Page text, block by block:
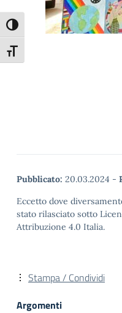
Attiva/disattiva alto contrasto
Attiva/disattiva dimensione
Pubblicato: 20.03.2024 -
Eccetto dove
stato rilasciato sotto
Attribuzione 4.0 Italia.
Stampa / Condividi
Argomenti